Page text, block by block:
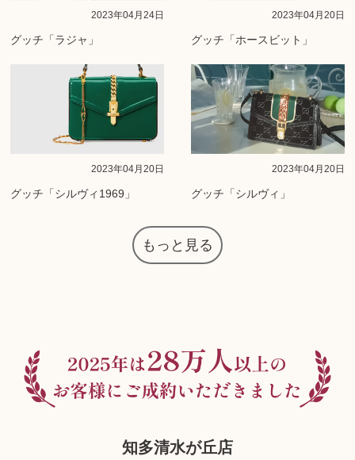
2023年04月24日
グッチ「ラジャ」
2023年04月20日
グッチ「ホースビット」
2023年04月20日
グッチ「シルヴィ1969」
2023年04月20日
グッチ「シルヴィ」
もっと見る
知多清水が丘店